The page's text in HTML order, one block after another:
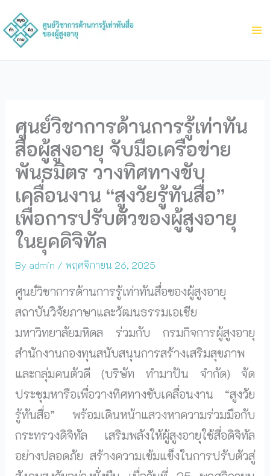
to
content
ศูนย์วิชาการด้านการรู้เท่าทัน
สื่อผู้สูงอายุ จับมือเครือข่าย
พันธมิตร วางทิศทางขับ
เคลื่อนงาน “สูงวัยรู้ทันสื่อ”
เพื่อการปรับตัวของผู้สูงอายุ
ในยุคดิจิทัล
By admin / พฤศจิกายน 26, 2025
ศูนย์วิชาการด้านการรู้เท่าทันสื่อของผู้สูงอายุ
สถาบันวิจัยภาษาและวัฒนธรรมเอเชีย
มหาวิทยาลัยมหิดล ร่วมกับ กรมกิจการผู้สูงอายุ
สำนักงานกองทุนสนับสนุนการสร้างเสริมสุขภาพ
และกลุ่มคนตัวดี (บริษัท ทำมาปัน จำกัด) จัด
ประชุมหารือเพื่อวางทิศทางขับเคลื่อนงาน “สูงวัย
รู้ทันสื่อ” พร้อมเดินหน้าแสวงหาความร่วมมือกับ
กระทรวงดิจิทัล เสริมพลังให้ผู้สูงอายุใช้สื่อดิจิทัล
อย่างปลอดภัย สร้างความเข้มแข็งในการปรับตัวสู่